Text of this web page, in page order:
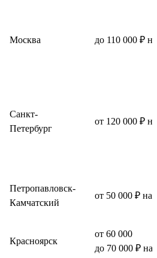
Москва до 110 000 ₽
Санкт-
Петербург
от 120 000 ₽
Петропавловск-
Камчатский
от 50 000 ₽ на
Красноярск
от 60 000
до 70 000 ₽ на